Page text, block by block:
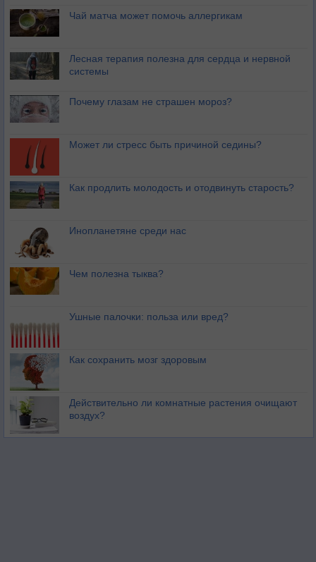
Чай матча может помочь аллергикам
Лесная терапия полезна для сердца и нервной
системы
Почему глазам не страшен мороз?
Может ли стресс быть причиной седины?
Как продлить молодость и отодвинуть старость?
Инопланетяне среди нас
Чем полезна тыква?
Ушные палочки: польза или вред?
Как сохранить мозг здоровым
Действительно ли комнатные растения очищают
воздух?